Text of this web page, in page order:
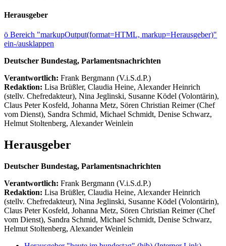
Herausgeber
ö Bereich "markupOutput(format=HTML, markup=Herausgeber)"
ein-/ausklappen
Deutscher Bundestag, Parlamentsnachrichten
Verantwortlich: Frank Bergmann (V.i.S.d.P.)
Redaktion: Lisa Brüßler, Claudia Heine, Alexander Heinrich
(stellv. Chefredakteur), Nina Jeglinski, Susanne Ködel (Volontärin),
Claus Peter Kosfeld, Johanna Metz, Sören Christian Reimer (Chef
vom Dienst), Sandra Schmid, Michael Schmidt, Denise Schwarz,
Helmut Stoltenberg, Alexander Weinlein
Herausgeber
Deutscher Bundestag, Parlamentsnachrichten
Verantwortlich: Frank Bergmann (V.i.S.d.P.)
Redaktion: Lisa Brüßler, Claudia Heine, Alexander Heinrich
(stellv. Chefredakteur), Nina Jeglinski, Susanne Ködel (Volontärin),
Claus Peter Kosfeld, Johanna Metz, Sören Christian Reimer (Chef
vom Dienst), Sandra Schmid, Michael Schmidt, Denise Schwarz,
Helmut Stoltenberg, Alexander Weinlein